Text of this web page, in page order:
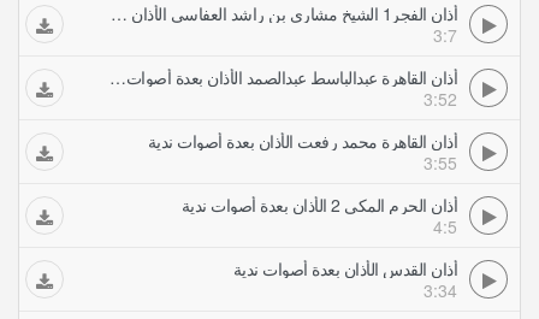
أذان الفجر1 الشيخ مشاري بن راشد العفاسي الأذان بعدة أصوات ندية
3:7
أذان القاهرة عبدالباسط عبدالصمد الأذان بعدة أصوات ندية
3:52
أذان القاهرة محمد رفعت الأذان بعدة أصوات ندية
3:55
أذان الحرم المكي 2 الأذان بعدة أصوات ندية
4:5
أذان القدس الأذان بعدة أصوات ندية
3:34